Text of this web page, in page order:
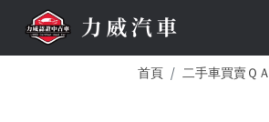
首頁 二手車買賣ＱＡ